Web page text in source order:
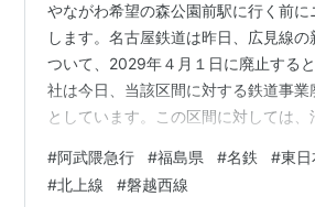
やながわ希望の森公園前駅に行く前に
します。名古屋鉄道は昨日、広見線の
ついて、2029年４月１日に廃止する
社は今日、当該区間に対する鉄道事業
としています。この区間に対しては、
された経緯があります。 さて、本題に
924M（AB900形AB5編成）で丸森駅
#阿武隈急行 #福島県 #名鉄 #東日
#北上線 #磐越西線